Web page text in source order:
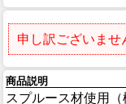
申し訳ございませ
商品説明
スプルース材使用（